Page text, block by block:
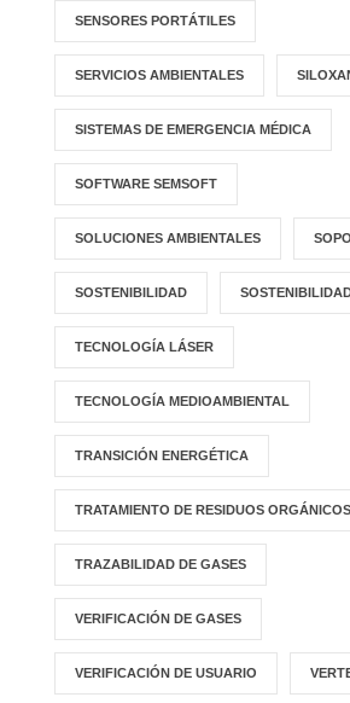
SENSORES PORTÁTILES
SERVICIOS AMBIENTALES
SISTEMAS DE EMERGENCIA MÉDICA
SOFTWARE SEMSOFT
SOLUCIONES AMBIENTALES
SOSTENIBILIDAD
TECNOLOGÍA LÁSER
TECNOLOGÍA MEDIOAMBIENTAL
TRANSICIÓN ENERGÉTICA
TRATAMIENTO DE RESIDUOS ORGÁNICOS
TRAZABILIDAD DE GASES
VERIFICACIÓN DE GASES
VERIFICACIÓN DE USUARIO